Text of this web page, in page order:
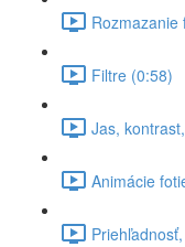
Rozmazanie
Filtre (0:58)
Jas,
Animácie